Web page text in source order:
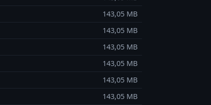
143,05 MB
143,05 MB
143,05 MB
143,05 MB
143,05 MB
143,05 MB